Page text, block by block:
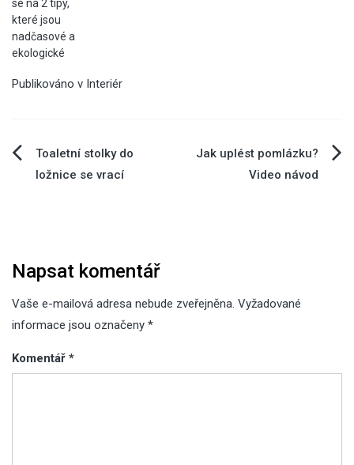
se na 2 tipy,
které jsou
nadčasové a
ekologické
Publikováno v Interiér
Navigace
Toaletní stolky do
ložnice se vrací
Jak uplést pomlázku?
Video návod
Napsat komentář
Vaše e-mailová adresa nebude zveřejněna. Vyžadované
informace jsou označeny *
Komentář *